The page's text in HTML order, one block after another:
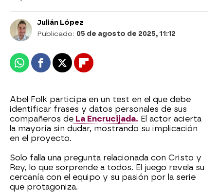
Julián López
Publicado: 05 de agosto de 2025, 11:12
WhatsappFacebook
X Flipboard
Abel Folk participa en un test en el que debe
identificar frases y datos personales de sus
compañeros de La Encrucijada. El actor acierta
la mayoría sin dudar, mostrando su implicación
en el proyecto.
Solo falla una pregunta relacionada con Cristo y
Rey, lo que sorprende a todos. El juego revela su
cercanía con el equipo y su pasión por la serie
que protagoniza.